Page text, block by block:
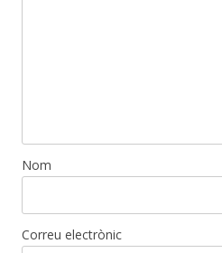
Nom
Correu electrònic